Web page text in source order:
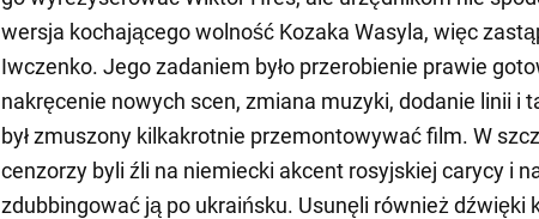
wersja kochającego wolność Kozaka Wasyla, więc
Iwczenko. Jego zadaniem było przerobienie prawie
nakręcenie nowych scen, zmiana muzyki, dodanie linii i
był zmuszony kilkakrotnie przemontowywać film. W
cenzorzy byli źli na niemiecki akcent rosyjskiej carycy i
zdubbingować ją po ukraińsku. Usunęli również dźwięki